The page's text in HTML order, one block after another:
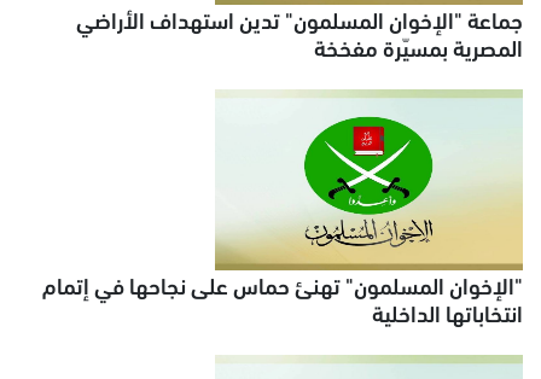
جماعة "الإخوان المسلمون" تدين استهداف الأراضي
المصرية بمسيّرة مفخخة
"الإخوان المسلمون" تهنئ حماس على نجاحها في إتمام
انتخاباتها الداخلية